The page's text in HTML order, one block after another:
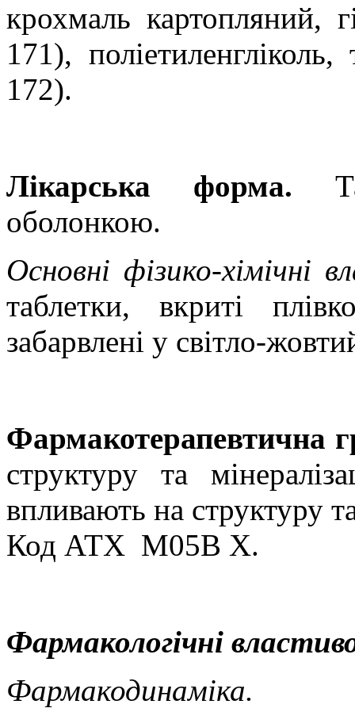
крохмаль картопляний,
171),
172).
Лікарська форма.
оболонкою.
Основні фізико-хімічні
таблетки, вкриті
забарвлені у світло-
Фармакотерапевтична
структуру та
впливають на структуру
Код АТХ М05В Х.
Фармакологічні
Фармакодинаміка.